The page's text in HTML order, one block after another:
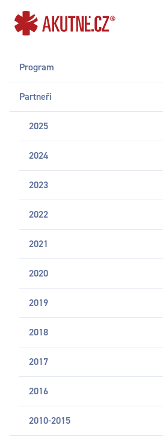
Program
Partneři
2025
2024
2023
2022
2021
2020
2019
2018
2017
2016
2010-2015